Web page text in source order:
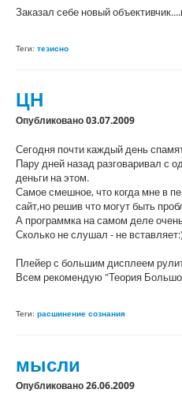
Заказал себе новый
Теги: тезисно
ЦН
Опубликовано 03.07.2009
Сегодня почти каждый день
Пару дней назад разговаривал с
деньги на этом.
Самое смешное, что когда мне в
сайт,но решив что могут быть
А программка на самом деле
Сколько не слушал - не
Плейер с большим дисплеем
Всем рекомендую "Теория
Теги: расшинение сознания
мысли
Опубликовано 26.06.2009